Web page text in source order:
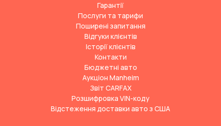
Гарантії
Послуги та тарифи
Поширені запитання
Відгуки клієнтів
Історії клієнтів
Контакти
Бюджетні авто
Аукціон Manheim
Звіт CARFAX
Розшифровка VIN-коду
Відстеження доставки авто з США